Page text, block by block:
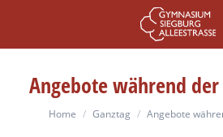
Angebote während
You are here:
Home Ganztag Angebote